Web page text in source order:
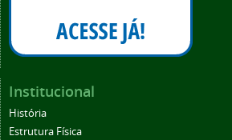
Institucional
História
Estrutura Física